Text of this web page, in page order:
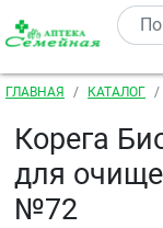
Перейти к
Строка
ГЛАВНАЯ КАТАЛОГ
Корега
для
№72